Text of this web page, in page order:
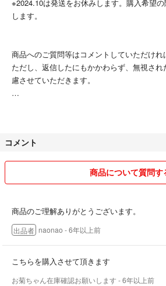
※2024.10は発送をお休みします。購入希望
します。
商品へのご質問等はコメントしていただけれ
ただし、返信したにもかかわらず、無視さ
慮させていただきます。
また、商品掲載の際気をつけてはおりますが
評価につきまして、
があったかのような対応がなされました。こ
今後一切ご遠慮いたします。
商品につきましては十分気をつけております
上、購入していただけたらと思います。
コメント
商品について質問す
商品のご理解ありがとうございます。
出品者 naonao - 6年以上前
こちらを購入させて頂きます
お菊ちゃん在庫確認お願いします - 6年以上前